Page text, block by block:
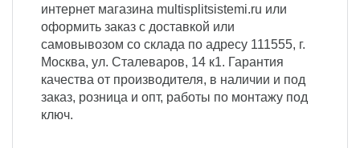
интернет магазина multisplitsistemi.ru или
оформить заказ с доставкой или
самовывозом со склада по адресу 111555, г.
Москва, ул. Сталеваров, 14 к1. Гарантия
качества от производителя, в наличии и под
заказ, розница и опт, работы по монтажу под
ключ.